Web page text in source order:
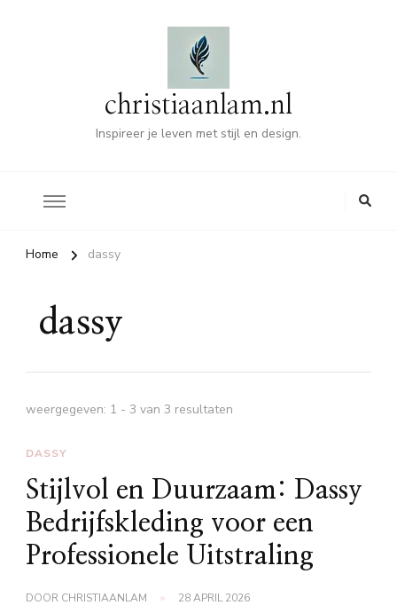
christiaanlam.nl
Inspireer je leven met stijl en design.
Home dassy
dassy
weergegeven: 1 - 3 van 3 resultaten
DASSY
Stijlvol en Duurzaam: Dassy
Bedrijfskleding voor een
Professionele Uitstraling
DOOR CHRISTIAANLAM 28 APRIL 2026